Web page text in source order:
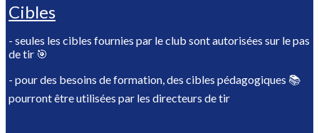
Cibles
- seules les cibles fournies par le club sont autorisées sur le pas
de tir 🎯
- pour des besoins de formation, des cibles pédagogiques 📚
pourront être utilisées par les directeurs de tir